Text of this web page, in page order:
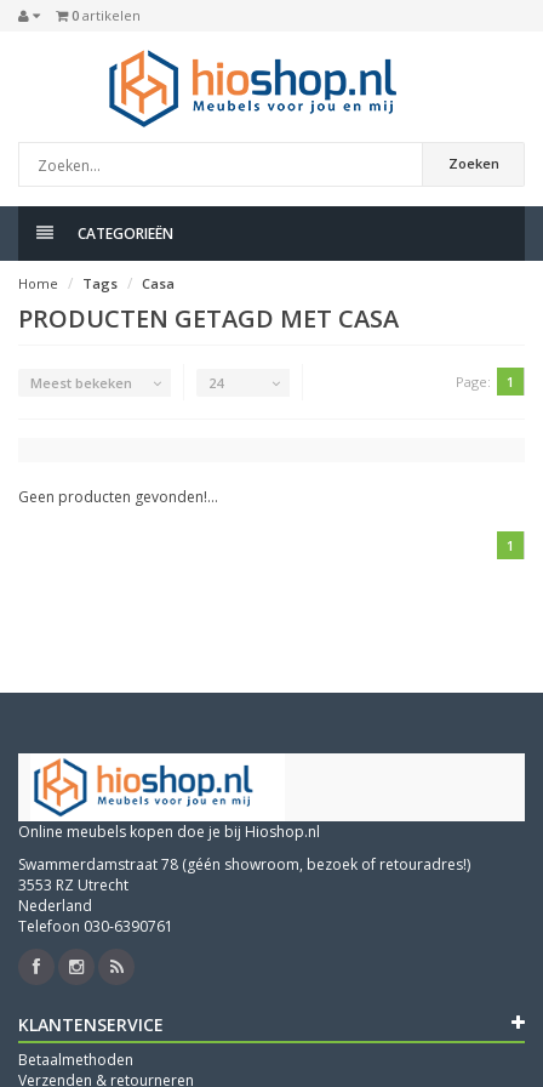
0 artikelen
Zoeken
CATEGORIEËN
Home Tags Casa
PRODUCTEN GETAGD MET CASA
Meest bekeken 24 Page: 1
Geen producten gevonden!...
1
Online meubels kopen doe je bij Hioshop.nl
Swammerdamstraat 78 (géén showroom, bezoek of retouradres!)
3553 RZ Utrecht
Nederland
Telefoon 030-6390761
KLANTENSERVICE
Betaalmethoden
Verzenden & retourneren